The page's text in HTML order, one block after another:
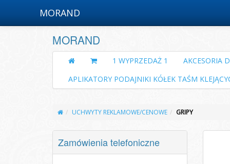
MORAND
MORAND
1 WYPRZEDAŻ 1
AKCESORIA
APLIKATORY PODAJNIKI KÓŁEK TAŚM
UCHWYTY REKLAMOWE/CENOWE GRIPY
Zamówienia telefoniczne